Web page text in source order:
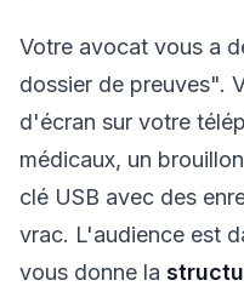
Votre avocat vous a
dossier de preuves".
d'écran sur votre
médicaux, un
clé USB avec des
vrac. L'audience est
vous donne la